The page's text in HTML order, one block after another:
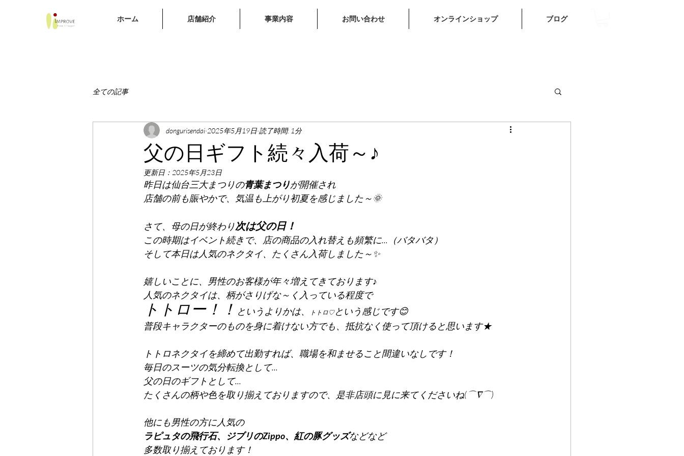
ホーム 店舗紹介 事業内容 お問い合わせ オンラインショップ ブログ
全ての記事
父の日ギフト続々入荷～♪
dongurisendai 2025年5月19日 読了時間: 1分
更新日： 2025年5月23日
昨日は仙台三大まつりの青葉まつりが開催され
店舗の前も賑やかで、気温も上がり初夏を感じました～🌞
さて、母の日が終わり次は父の日！
この時期はイベント続きで、店の商品の入れ替えも頻繁に...（バタバタ）
そして本日は人気のネクタイ、たくさん入荷しました～✨
嬉しいことに、男性のお客様が年々増えてきております♪
人気のネクタイは、柄がさりげな～く入っている程度で
トトロー！！ というよりかは、 トトロ♡という感じです😊
普段キャラクターのものを身に着けない方でも、抵抗なく使って頂けると思います★
トトロネクタイを締めて出勤すれば、職場を和ませること間違いなしです！
毎日のスーツの気分転換として...
父の日のギフトとして...
たくさんの柄や色を取り揃えておりますので、是非店頭に見に来てくださいね(⌒∇⌒)
他にも男性の方に人気の
ラピュタの飛行石、ジブリのZippo、紅の豚グッズなどなど
多数取り揃えております！